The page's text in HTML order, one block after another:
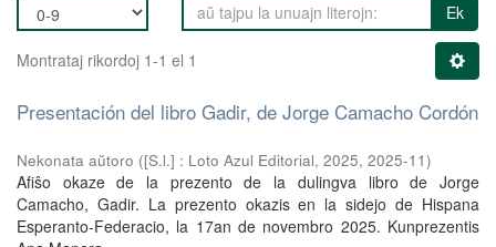
Ek
Montrataj rikordoj 1-1 el 1
Presentación del libro Gadir, de Jorge Camacho Cordón
Nekonata aŭtoro ([S.l.] : Loto Azul Editorial, 2025, 2025-11)
Afiŝo okaze de la prezento de la dulingva libro de Jorge
Camacho, Gadir. La prezento okazis en la sidejo de Hispana
Esperanto-Federacio, la 17an de novembro 2025. Kunprezentis